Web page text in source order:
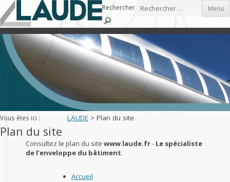
Rechercher Menu
Skip to content
Vous êtes ici : LAUDE > Plan du site
Plan du site
Consultez le plan du site www.laude.fr- Le spécialiste
de l’enveloppe du bâtiment.
Accueil